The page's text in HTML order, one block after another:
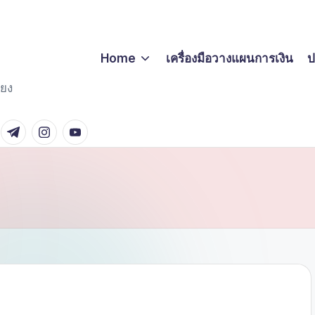
ง
Home เครื่องมือวางแผนการเงิน
TelegramInstagram
Youtube